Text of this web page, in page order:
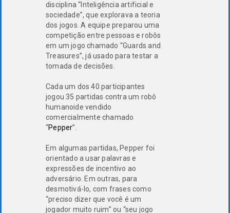
disciplina “Inteligência artificial e
sociedade”, que explorava a teoria
dos jogos. A equipe preparou uma
competição entre pessoas e robôs
em um jogo chamado “Guards and
Treasures”, já usado para testar a
tomada de decisões.
Cada um dos 40 participantes
jogou 35 partidas contra um robô
humanoide vendido
comercialmente chamado
“Pepper”.
Em algumas partidas, Pepper foi
orientado a usar palavras e
expressões de incentivo ao
adversário. Em outras, para
desmotivá-lo, com frases como
“preciso dizer que você é um
jogador muito ruim” ou “seu jogo